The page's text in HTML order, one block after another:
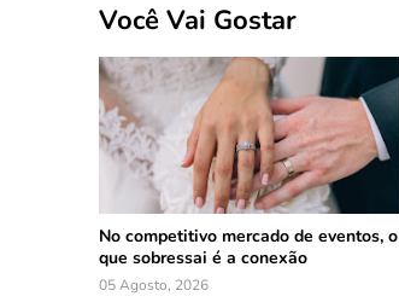
Você Vai Gostar
No competitivo mercado de eventos, o
que sobressai é a conexão
05 Agosto, 2026